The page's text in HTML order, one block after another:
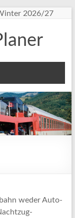
2026/27
weder Auto-